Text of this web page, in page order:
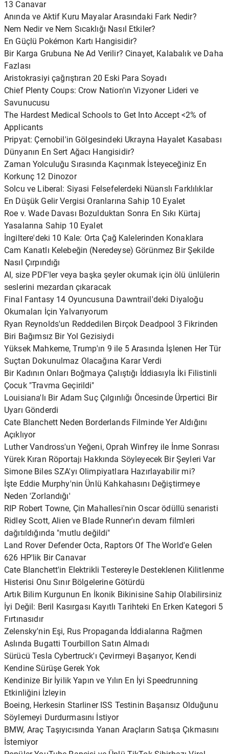
13 Canavar
Anında ve Aktif Kuru Mayalar Arasındaki Fark Nedir?
Nem Nedir ve Nem Sıcaklığı Nasıl Etkiler?
En Güçlü Pokémon Kartı Hangisidir?
Bir Karga Grubuna Ne Ad Verilir? Cinayet, Kalabalık ve Daha
Fazlası
Aristokrasiyi çağrıştıran 20 Eski Para Soyadı
Chief Plenty Coups: Crow Nation'ın Vizyoner Lideri ve
Savunucusu
The Hardest Medical Schools to Get Into Accept <2% of
Applicants
Pripyat: Çernobil'in Gölgesindeki Ukrayna Hayalet Kasabası
Dünyanın En Sert Ağacı Hangisidir?
Zaman Yolculuğu Sırasında Kaçınmak İsteyeceğiniz En
Korkunç 12 Dinozor
Solcu ve Liberal: Siyasi Felsefelerdeki Nüanslı Farklılıklar
En Düşük Gelir Vergisi Oranlarına Sahip 10 Eyalet
Roe v. Wade Davası Bozulduktan Sonra En Sıkı Kürtaj
Yasalarına Sahip 10 Eyalet
İngiltere'deki 10 Kale: Orta Çağ Kalelerinden Konaklara
Cam Kanatlı Kelebeğin (Neredeyse) Görünmez Bir Şekilde
Nasıl Çırpındığı
AI, size PDF'ler veya başka şeyler okumak için ölü ünlülerin
seslerini mezardan çıkaracak
Final Fantasy 14 Oyuncusuna Dawntrail'deki Diyaloğu
Okumaları İçin Yalvarıyorum
Ryan Reynolds'un Reddedilen Birçok Deadpool 3 Fikrinden
Biri Bağımsız Bir Yol Gezisiydi
Yüksek Mahkeme, Trump'ın 9 ile 5 Arasında İşlenen Her Tür
Suçtan Dokunulmaz Olacağına Karar Verdi
Bir Kadının Onları Boğmaya Çalıştığı İddiasıyla İki Filistinli
Çocuk "Travma Geçirildi"
Louisiana'lı Bir Adam Suç Çılgınlığı Öncesinde Ürpertici Bir
Uyarı Gönderdi
Cate Blanchett Neden Borderlands Filminde Yer Aldığını
Açıklıyor
Luther Vandross'un Yeğeni, Oprah Winfrey ile İnme Sonrası
Yürek Kıran Röportajı Hakkında Söyleyecek Bir Şeyleri Var
Simone Biles SZA'yı Olimpiyatlara Hazırlayabilir mi?
İşte Eddie Murphy'nin Ünlü Kahkahasını Değiştirmeye
Neden 'Zorlandığı'
RIP Robert Towne, Çin Mahallesi'nin Oscar ödüllü senaristi
Ridley Scott, Alien ve Blade Runner'ın devam filmleri
dağıtıldığında "mutlu değildi"
Land Rover Defender Octa, Raptors Of The World'e Gelen
626 HP'lik Bir Canavar
Cate Blanchett'in Elektrikli Testereyle Desteklenen Kilitlenme
Histerisi Onu Sınır Bölgelerine Götürdü
Artık Bilim Kurgunun En İkonik Bikinisine Sahip Olabilirsiniz
İyi Değil: Beril Kasırgası Kayıtlı Tarihteki En Erken Kategori 5
Fırtınasıdır
Zelensky'nin Eşi, Rus Propaganda İddialarına Rağmen
Aslında Bugatti Tourbillon Satın Almadı
Sürücü Tesla Cybertruck'ı Çevirmeyi Başarıyor, Kendi
Kendine Sürüşe Gerek Yok
Kendinize Bir İyilik Yapın ve Yılın En İyi Speedrunning
Etkinliğini İzleyin
Boeing, Herkesin Starliner ISS Testinin Başarısız Olduğunu
Söylemeyi Durdurmasını İstiyor
BMW, Araç Taşıyıcısında Yanan Araçların Satışa Çıkmasını
İstemiyor